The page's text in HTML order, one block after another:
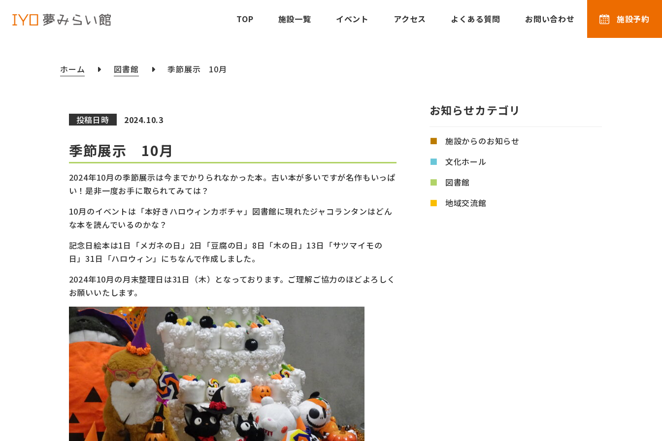
TOP 施設一覧 イベント アクセス よくある質問 お問い合わせ 施設予約
ホーム 図書館 季節展示 10月
投稿日時 2024.10.3
季節展示 10月
2024年10月の季節展示は今までかりられなかった本。古い本が多いですが名作もいっぱ
い！是非一度お手に取られてみては？
10月のイベントは「本好きハロウィンカボチャ」図書館に現れたジャコランタンはどん
な本を読んでいるのかな？
記念日絵本は1日「メガネの日」2日「豆腐の日」8日「木の日」13日「サツマイモの
日」31日「ハロウィン」にちなんで作成しました。
2024年10月の月末整理日は31日（木）となっております。ご理解ご協力のほどよろしく
お願いいたします。
お知らせカテゴリ
施設からのお知らせ
文化ホール
図書館
地域交流館